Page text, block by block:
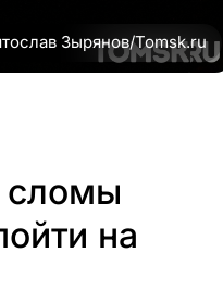
Зырянов/Tomsk.ru
сломы
на